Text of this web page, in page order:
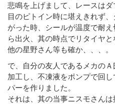
悲鳴を上げまして、レースは
目のピトイン時に堪えきれず
がった時、シールが温度で耐
ら出火、其の時点でリタイヤと
他の星野さん等も確か、、、。
で、自分の友人であるメカの
加工し、不凍液をポンプで回
パーを作りました。
それは、其の当事ニスモさん